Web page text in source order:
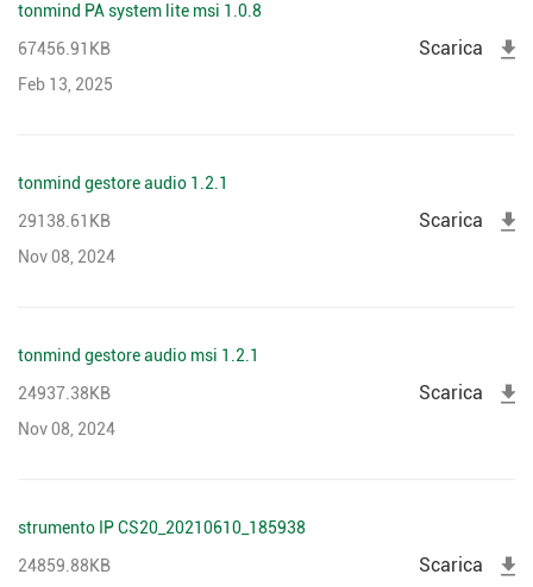
tonmind PA system lite msi 1.0.8
67456.91KB
Feb 13, 2025
Scarica
tonmind gestore audio 1.2.1
29138.61KB
Nov 08, 2024
Scarica
tonmind gestore audio msi 1.2.1
24937.38KB
Nov 08, 2024
Scarica
strumento IP CS20_20210610_185938
24859.88KB
Scarica